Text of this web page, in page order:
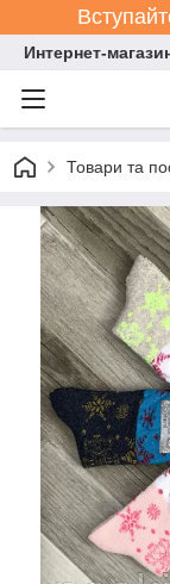
Интернет-
Товари та